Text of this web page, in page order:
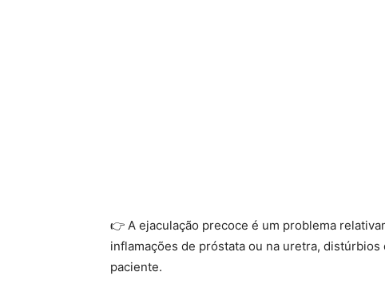
👉 A ejaculação precoce é um problema
inflamações de próstata ou na uretra,
paciente.